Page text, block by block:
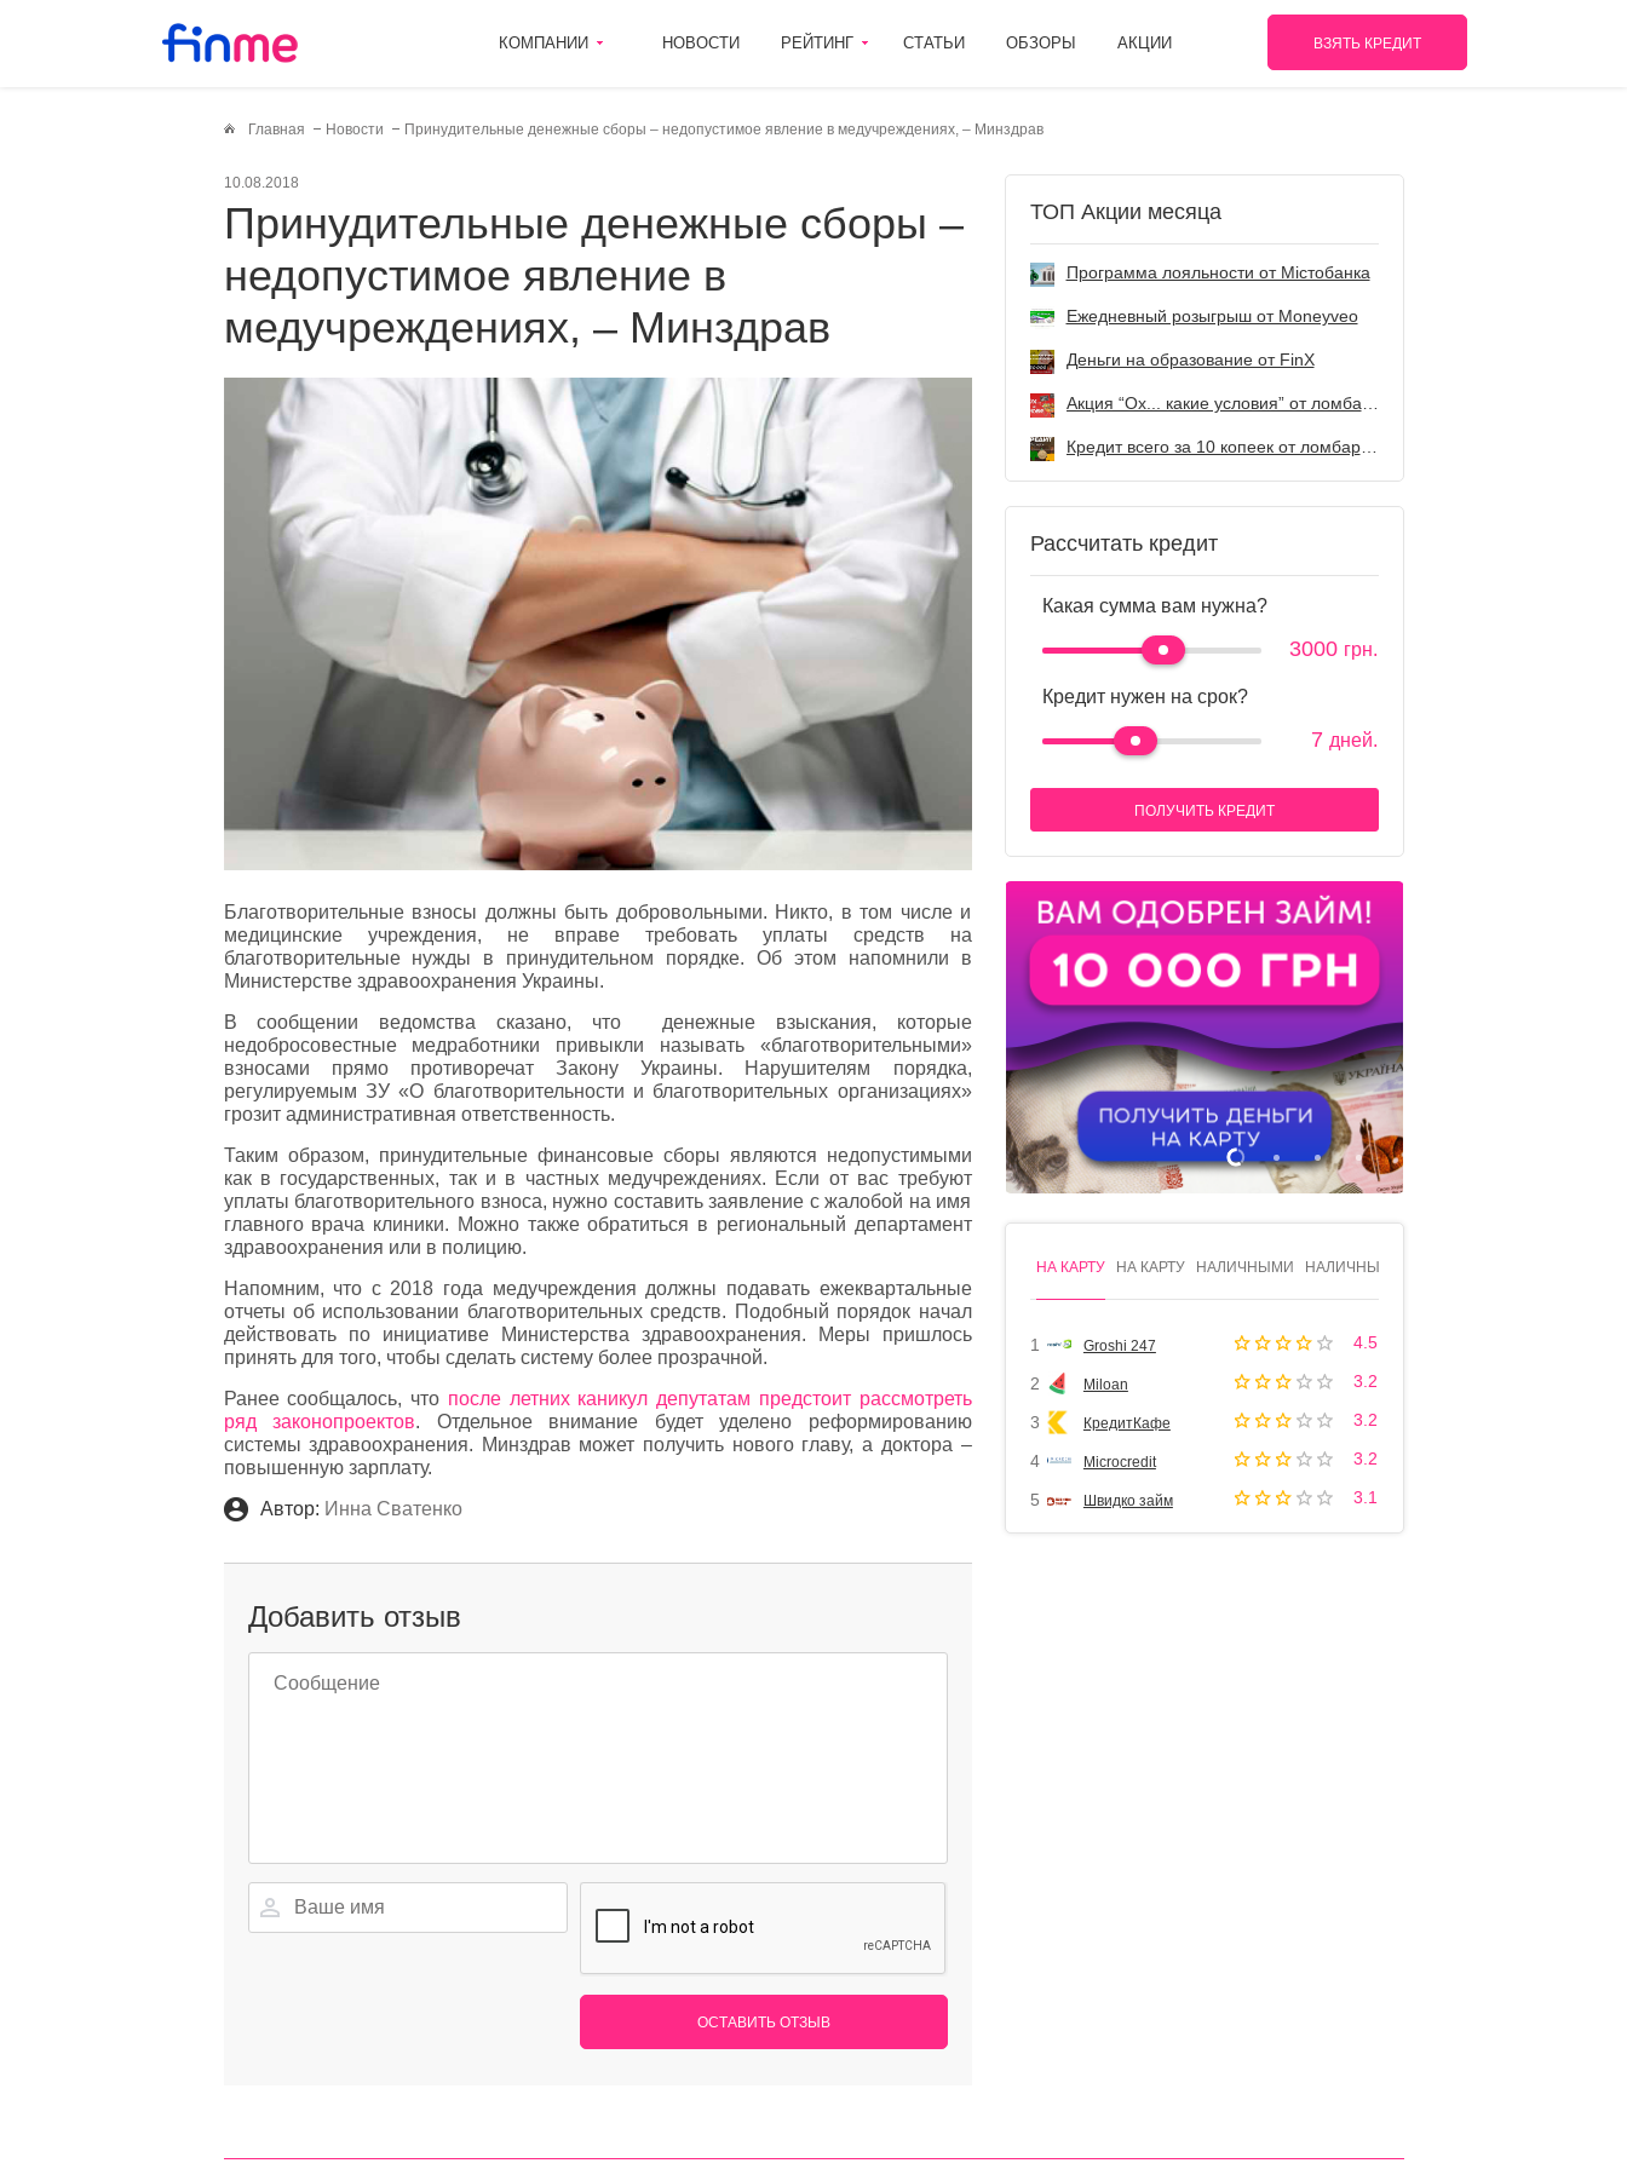
КОМПАНИИ НОВОСТИ РЕЙТИНГ СТАТЬИ ОБЗОРЫ АКЦИИ ВЗЯТЬ КРЕДИТ
Главная Новости Принудительные денежные сборы – недопустимое явление в медучреждениях, – Минздрав
10.08.2018
Принудительные денежные сборы –
недопустимое явление в
медучреждениях, – Минздрав
Благотворительные взносы должны быть добровольными. Никто, в том числе и
медицинские учреждения, не вправе требовать уплаты средств на
благотворительные нужды в принудительном порядке. Об этом напомнили в
Министерстве здравоохранения Украины.
В сообщении ведомства сказано, что денежные взыскания, которые
недобросовестные медработники привыкли называть «благотворительными»
взносами прямо противоречат Закону Украины. Нарушителям порядка,
регулируемым ЗУ «О благотворительности и благотворительных организациях»
грозит административная ответственность.
Таким образом, принудительные финансовые сборы являются недопустимыми
как в государственных, так и в частных медучреждениях. Если от вас требуют
уплаты благотворительного взноса, нужно составить заявление с жалобой на имя
главного врача клиники. Можно также обратиться в региональный департамент
здравоохранения или в полицию.
Напомним, что с 2018 года медучреждения должны подавать ежеквартальные
отчеты об использовании благотворительных средств. Подобный порядок начал
действовать по инициативе Министерства здравоохранения. Меры пришлось
принять для того, чтобы сделать систему более прозрачной.
Ранее сообщалось, что после летних каникул депутатам предстоит рассмотреть
ряд законопроектов. Отдельное внимание будет уделено реформированию
системы здравоохранения. Минздрав может получить нового главу, а доктора –
повышенную зарплату.
Автор: Инна Сватенко
Добавить отзыв
ОСТАВИТЬ ОТЗЫВ
ТОП Акции месяца
Программа лояльности от Містобанка
Ежедневный розыгрыш от Мoneyveo
Деньги на образование от FinX
Кредит всего за 10 копеек от ломбарда Первый
Рассчитать кредит
Какая сумма вам нужна?
3000 грн.
Кредит нужен на срок?
7 дней.
ПОЛУЧИТЬ КРЕДИТ
1 2 3 4
НА КАРТУ НА КАРТУ НАЛИЧНЫМИ НАЛИЧНЫМИ
1 Groshi 247 4.5
2 Miloan 3.2
3 КредитКафе 3.2
4 Microcredit 3.2
5 Швидко займ 3.1